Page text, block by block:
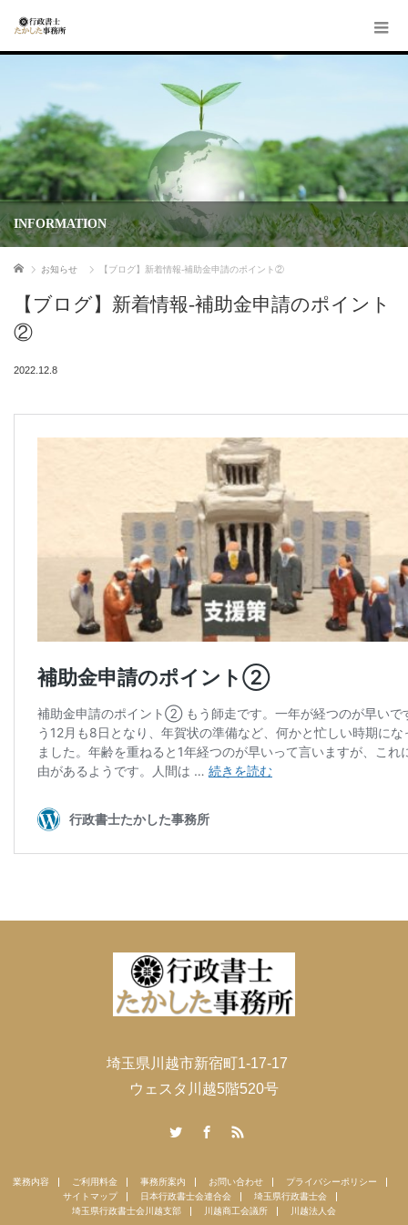
INFORMATION
ホーム お知らせ 【ブログ】新着情報-補助金申請のポイント②
【ブログ】新着情報-補助金申請のポイント
②
2022.12.8
埼玉県川越市新宿町1-17-17
ウェスタ川越5階520号
業務内容 ご利用料金 事務所案内 お問い合わせ
プライバシーポリシー
サイトマップ
日本行政書士会連合会
埼玉県行政書士会
埼玉県行政書士会川越支部
川越商工会議所 川越法人会